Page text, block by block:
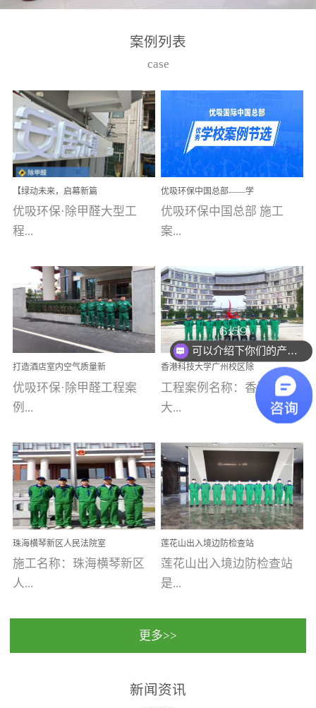
高技能的团队。汇聚了众
取得了多项产品技术专利
和多项国家版权局著作
权，获得高新技术企业称
号。生产优势自主生产自
给自足，优吸公司于2015
在广州番禺区成功建立产
品线生产基地，工厂拥有
自动化生产设备和成熟的
选择源头源材料、严控产
品质量，我们每一批的生
产产品都经过严格的质检
程序；生产车间为优吸总
部和全国分支机构生产光
触媒、净醛王、祛味剂等
优吸系列产品，保质保量
完成生产任务，确保全国
求。资质优势团队优势分
支优势优吸环保是一棵正
茁壮成长的树，只要我们
人人都爱护她、珍惜她、
她将越来越枝繁叶茂，终
将会成为一棵参天大树！
优吸环保截止2020年拥有
全国600家网点分支机构。
案例列表
case
【绿动未来，启幕新篇
章】优吸环保中标深圳安
居乐寓，超大型工装室内
空气治理项目顺利启航，
优吸环保·除甲醛大型工
程...
案例【深圳安居乐寓】室
内空气治理项目深圳安居
乐寓 深圳市安居乐寓
为深圳安居集团旗下城...
优吸环保中国总部——学
校施工案例(节选)
优吸环保中国总部 施工
案...
例(学校工装节选)广州南沙
小学(珠江湾校区)项目地
址：广州市南沙区海滨路
南沙珠江湾江门市蓬江区
禾...
打造酒店室内空气质量新
标杆——优吸环保·标杆之
作：东莞美豪雅致酒店室
内空气治理工程纪实
优吸环保·除甲醛工程案
例...
【东莞美豪雅致酒店】室
内空气治理项目东莞美豪
雅致酒店 东莞美豪雅
致酒店是为中高端人士...
香港科技大学广州校区除
甲醛项目圆满完成
工程案例名称：香港科技
大...
学广州校区室内空气治
理 工程案例地址：广
州南沙区·香港科技大学(广
州)校区 工程案...
珠海横琴新区人民法院室
内除甲醛空气治理项目
施工名称：珠海横琴新区
人...
民法院室内除甲醛空气治
保施工日期：2020年1月珠
莲花山出入境边防检查站
室内除甲醛空气治理项目
莲花山出入境边防检查站
是...
国家通过设在对外开放口
（及各出入境边防检查
更多>>
新闻资讯
可以介绍下你们的产品么
你们是怎么收费的呢